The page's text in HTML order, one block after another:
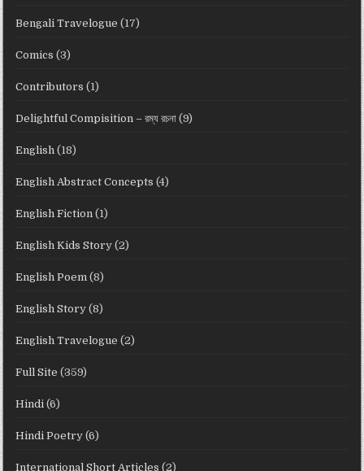
Bengali Travelogue (17)
Comics (3)
Contributors (1)
Delightful Compisition – রম্য রচনা (9)
English (18)
English Abstract Concepts (4)
English Fiction (1)
English Kids Story (2)
English Poem (8)
English Story (8)
English Travelogue (2)
Full Site (359)
Hindi (6)
Hindi Poetry (6)
International Short Articles (2)